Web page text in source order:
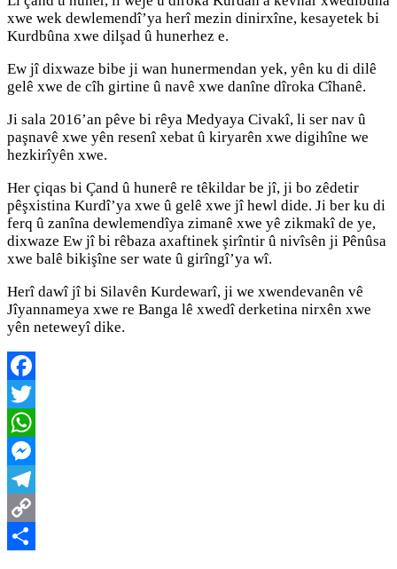
xwe wek dewlemendî’ya herî mezin dinirxîne, kesayetek bi
Kurdbûna xwe dilşad û hunerhez e.
Ew jî dixwaze bibe ji wan hunermendan yek, yên ku di dilê
gelê xwe de cîh girtine û navê xwe danîne dîroka Cîhanê.
Ji sala 2016’an pêve bi rêya Medyaya Civakî, li ser nav û
paşnavê xwe yên resenî xebat û kiryarên xwe digihîne we
hezkirîyên xwe.
Her çiqas bi Çand û hunerê re têkildar be jî, ji bo zêdetir
pêşxistina Kurdî’ya xwe û gelê xwe jî hewl dide. Ji ber ku di
ferq û zanîna dewlemendîya zimanê xwe yê zikmakî de ye,
dixwaze Ew jî bi rêbaza axaftinek şirîntir û nivîsên ji Pênûsa
xwe balê bikişîne ser wate û girîngî’ya wî.
Herî dawî jî bi Silavên Kurdewarî, ji we xwendevanên vê
Jîyannameya xwe re Banga lê xwedî derketina nirxên xwe
yên neteweyî dike.
Facebook
Twitter
WhatsApp
Messenger
Telegram
Copy